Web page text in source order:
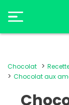
Chocolat
Chocolat aux